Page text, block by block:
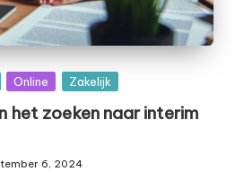
Online Zakelijk
het zoeken naar interim
6, 2024